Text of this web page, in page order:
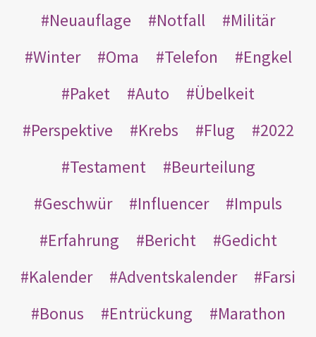
Neuauflage Notfall
Militär
Winter
Oma Telefon
Engkel
Paket
Auto
Übelkeit
Perspektive
Krebs Flug
2022
Testament
Beurteilung
Geschwür
Influencer
Impuls
Erfahrung
Bericht
Gedicht
Kalender
Adventskalender
Farsi
Bonus
Entrückung
Marathon